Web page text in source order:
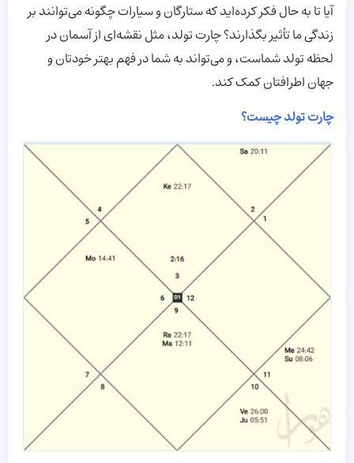
آیا تا به حال فکر کرده‌اید که ستارگان و سیارات چگونه می‌توانند بر
زندگی ما تأثیر بگذارند؟ چارت تولد، مثل نقشه‌ای از آسمان در
لحظه تولد شماست، و می‌تواند به شما در فهم بهتر خودتان و
جهان اطرافتان کمک کند.
چارت تولد چیست؟